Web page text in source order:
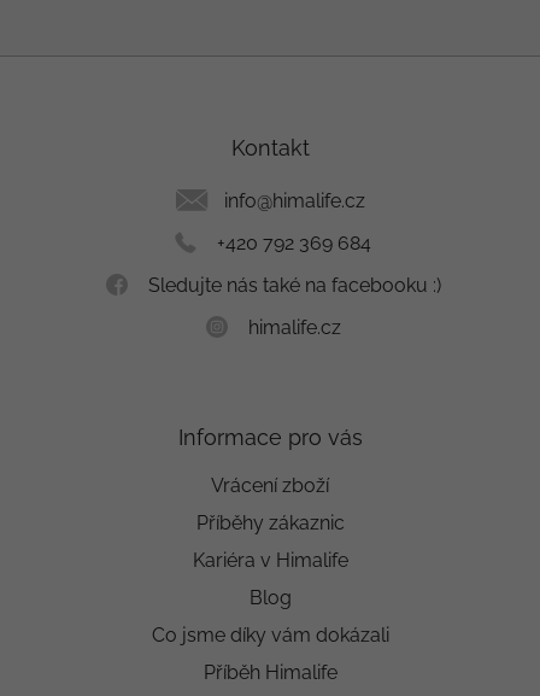
Kontakt
info@himalife.cz
+420 792 369 684
Sledujte nás také na facebooku :)
himalife.cz
Informace pro vás
Vrácení zboží
Příběhy zákaznic
Kariéra v Himalife
Blog
Co jsme díky vám dokázali
Příběh Himalife